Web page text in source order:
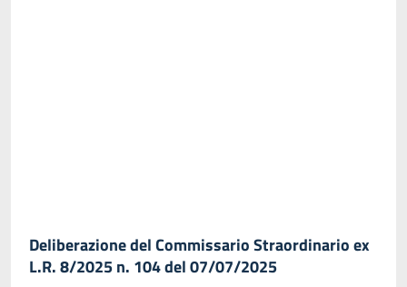
Deliberazione del Commissario Straordinario ex
L.R. 8/2025 n. 104 del 07/07/2025